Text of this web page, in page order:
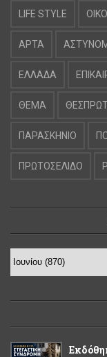
LIFE STYLE
ΑΡΤΑ
ΕΛΛΑΔΑ
ΘΕΜΑ
ΠΑΡΑΣΚΗΝΙΟ
ΠΡΩΤΟΣΕΛΙΔΟ